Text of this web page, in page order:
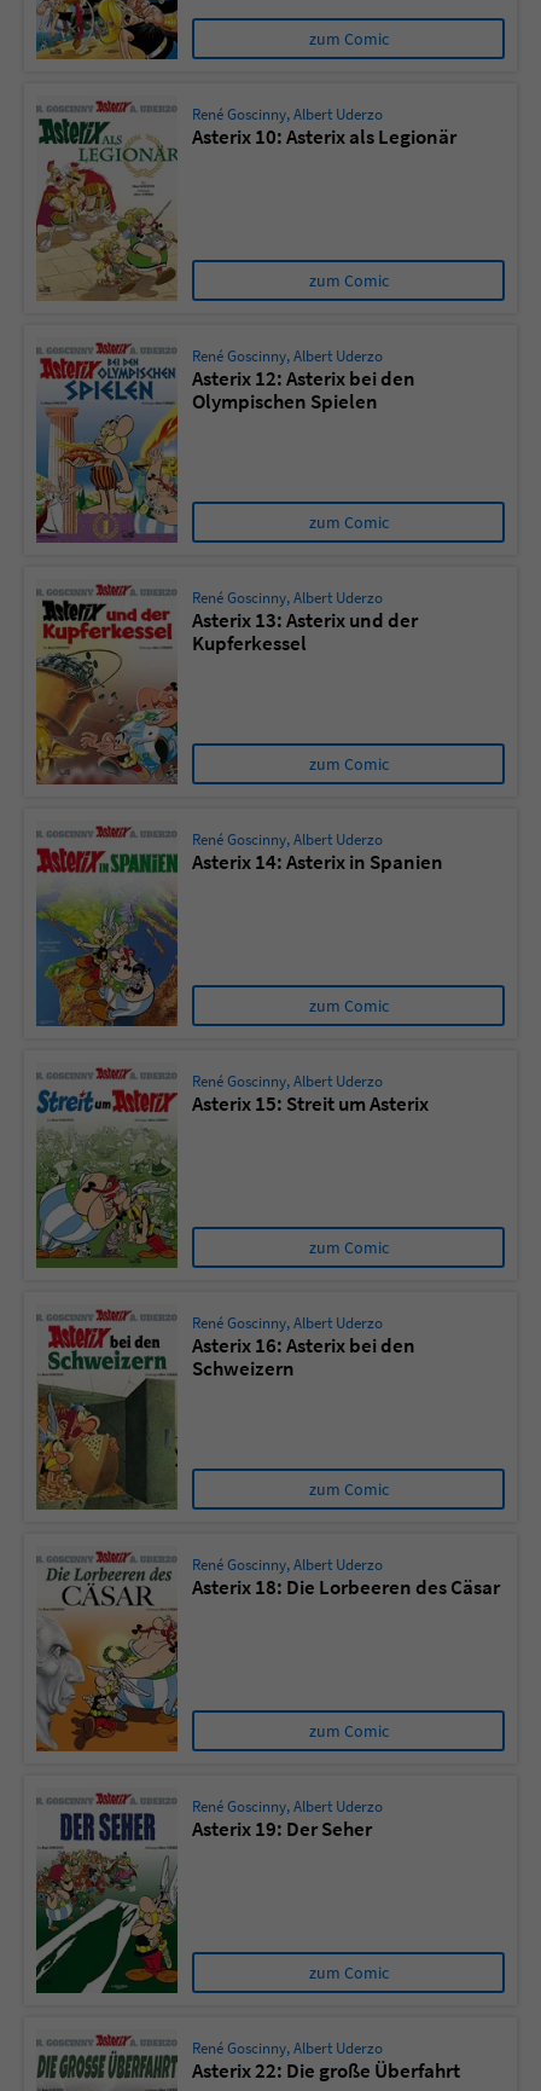
zum Comic
René Goscinny,Albert Uderzo
Asterix 10: Asterix als Legionär
zum Comic
René Goscinny,Albert Uderzo
Asterix 12: Asterix bei den
Olympischen Spielen
zum Comic
René Goscinny,Albert Uderzo
Asterix 13: Asterix und der
Kupferkessel
zum Comic
René Goscinny,Albert Uderzo
Asterix 14: Asterix in Spanien
zum Comic
René Goscinny,Albert Uderzo
Asterix 15: Streit um Asterix
zum Comic
René Goscinny,Albert Uderzo
Asterix 16: Asterix bei den
Schweizern
zum Comic
René Goscinny,Albert Uderzo
Asterix 18: Die Lorbeeren des Cäsar
zum Comic
René Goscinny,Albert Uderzo
Asterix 19: Der Seher
zum Comic
René Goscinny,Albert Uderzo
Asterix 22: Die große Überfahrt